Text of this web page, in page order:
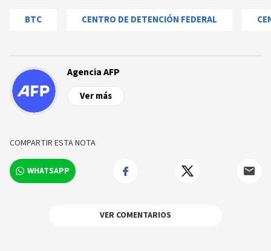
BTC CENTRO DE DETENCIÓN FEDERAL
Agencia AFP
Ver más
COMPARTIR ESTA NOTA
WHATSAPP
VER COMENTARIOS